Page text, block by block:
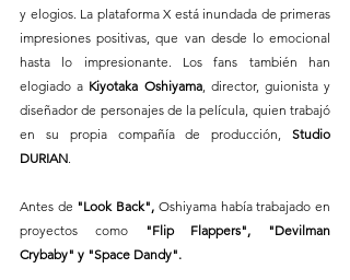
y elogios. La plataforma X está inundada de primeras
impresiones positivas, que van desde lo emocional
hasta lo impresionante. Los fans también han
elogiado a Kiyotaka Oshiyama, director, guionista y
diseñador de personajes de la película, quien trabajó
en su propia compañía de producción, Studio
DURIAN
Antes de "Look Back", Oshiyama había trabajado en
proyectos como
"Flip Flappers", "Devilman
Crybaby" y "Space Dandy".